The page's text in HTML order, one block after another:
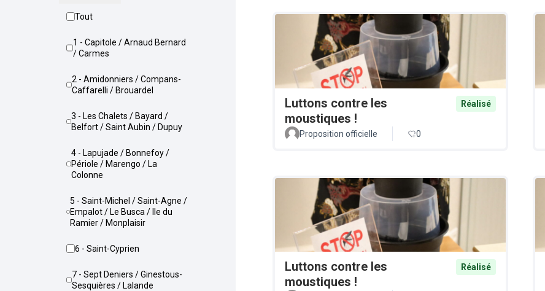
Tout
1 - Capitole / Arnaud Bernard
/ Carmes
2 - Amidonniers / Compans-
Caffarelli / Brouardel
3 - Les Chalets / Bayard /
Belfort / Saint Aubin / Dupuy
4 - Lapujade / Bonnefoy /
Périole / Marengo / La
Colonne
5 - Saint-Michel / Saint-Agne /
Empalot / Le Busca / Ile du
Ramier / Monplaisir
6 - Saint-Cyprien
7 - Sept Deniers / Ginestous-
Sesquières / Lalande
Luttons contre les
moustiques !
Réalisé
Proposition officielle 0
Luttons contre les
moustiques !
Réalisé